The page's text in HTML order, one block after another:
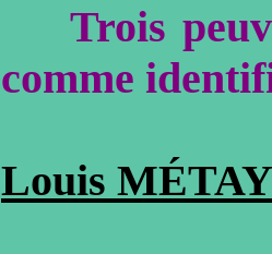
Trois
comme
Louis